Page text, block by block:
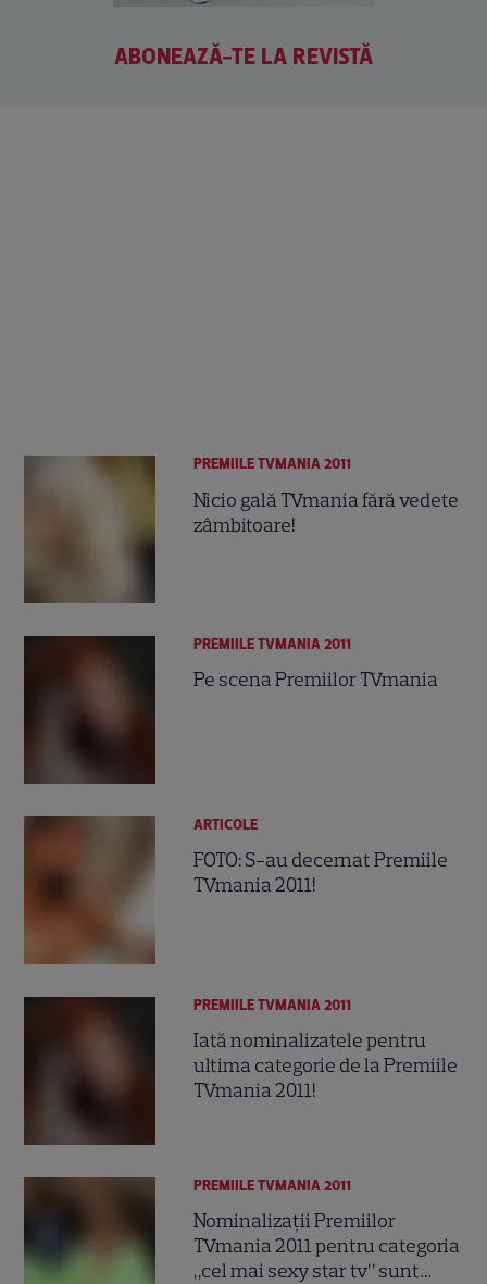
ABONEAZĂ-TE LA REVISTĂ
PREMIILE TVMANIA 2011
Nicio gală TVmania fără vedete
zâmbitoare!
PREMIILE TVMANIA 2011
Pe scena Premiilor TVmania
ARTICOLE
FOTO: S-au decernat Premiile
TVmania 2011!
PREMIILE TVMANIA 2011
Iată nominalizatele pentru
ultima categorie de la Premiile
TVmania 2011!
PREMIILE TVMANIA 2011
Nominalizaţii Premiilor
TVmania 2011 pentru categoria
„cel mai sexy star tv” sunt…